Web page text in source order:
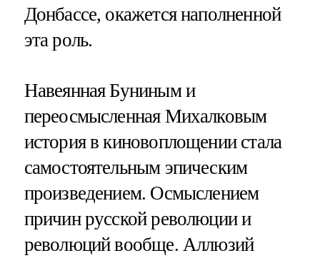
Донбассе, окажется наполненной
эта роль.
Навеянная Буниным и
переосмысленная Михалковым
история в киновоплощении стала
самостоятельным эпическим
произведением. Осмыслением
причин русской революции и
революций вообще. Аллюзий